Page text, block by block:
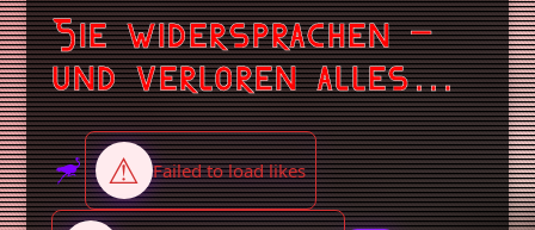
Sie widersprachen –
und verloren alles…